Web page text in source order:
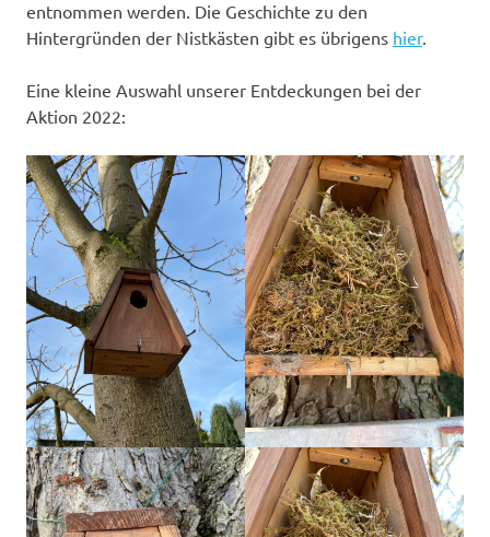
entnommen werden. Die Geschichte zu den
Hintergründen der Nistkästen gibt es übrigens hier.
Eine kleine Auswahl unserer Entdeckungen bei der
Aktion 2022: